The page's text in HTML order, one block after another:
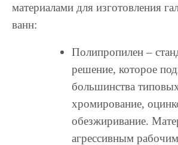
материалами для изготовления
ванн:
Полипропилен –
решение, которое
большинства
хромирование,
обезжиривание.
агрессивным